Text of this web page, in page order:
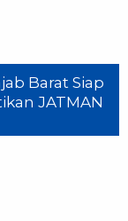
Barat Siap
JATMAN